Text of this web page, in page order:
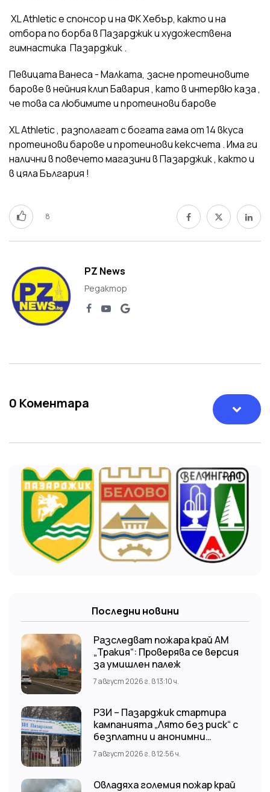
XL Athletic e спонсор и на ФК Хебър, както и на
отбора по борба в Пазарджик и художествена
гимнастика Пазарджик .
Певицата Ванеса - Малката, засне протеиновите
барове в нейния клип Бавария , като в интервю каза ,
че това са любимите и протеинови барове
XL Athletic , разполагат с богата гама от 14 вкуса
протеинови барове и протеинови кексчета . Има ги
налични в повечето магазини в Пазарджик , както и
в цяла България !
8
PZ News
Редактор
0 Коментара
Последни новини
Разследват пожара край АМ
„Тракия“: Проверява се версия
за умишлен палеж
7 август 2026 г. в 13:10 ч.
РЗИ – Пазарджик стартира
кампанията „Лято без риск“ с
безплатни и анонимни
изследвания за ХИВ
7 август 2026 г. в 12:56 ч.
Овладяха големия пожар край